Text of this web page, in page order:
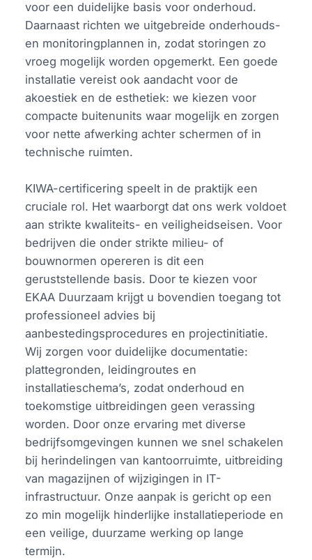
voor een duidelijke basis voor onderhoud.
Daarnaast richten we uitgebreide onderhouds-
en monitoringplannen in, zodat storingen zo
vroeg mogelijk worden opgemerkt. Een goede
installatie vereist ook aandacht voor de
akoestiek en de esthetiek: we kiezen voor
compacte buitenunits waar mogelijk en zorgen
voor nette afwerking achter schermen of in
technische ruimten.
KIWA-certificering speelt in de praktijk een
cruciale rol. Het waarborgt dat ons werk voldoet
aan strikte kwaliteits- en veiligheidseisen. Voor
bedrijven die onder strikte milieu- of
bouwnormen opereren is dit een
geruststellende basis. Door te kiezen voor
EKAA Duurzaam krijgt u bovendien toegang tot
professioneel advies bij
aanbestedingsprocedures en projectinitiatie.
Wij zorgen voor duidelijke documentatie:
plattegronden, leidingroutes en
installatieschema’s, zodat onderhoud en
toekomstige uitbreidingen geen verassing
worden. Door onze ervaring met diverse
bedrijfsomgevingen kunnen we snel schakelen
bij herindelingen van kantoorruimte, uitbreiding
van magazijnen of wijzigingen in IT-
infrastructuur. Onze aanpak is gericht op een
zo min mogelijk hinderlijke installatieperiode en
een veilige, duurzame werking op lange
termijn.